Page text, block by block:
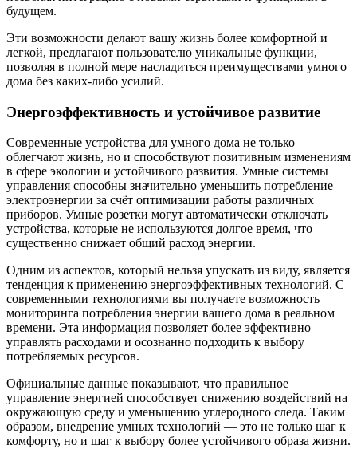
будущем.
Эти возможности делают вашу жизнь более комфортной и
легкой, предлагают пользователю уникальные функции,
позволяя в полной мере насладиться преимуществами умного
дома без каких-либо усилий.
Энергоэффективность и устойчивое развитие
Современные устройства для умного дома не только
облегчают жизнь, но и способствуют позитивным изменениям
в сфере экологии и устойчивого развития. Умные системы
управления способны значительно уменьшить потребление
электроэнергии за счёт оптимизации работы различных
приборов. Умные розетки могут автоматически отключать
устройства, которые не используются долгое время, что
существенно снижает общий расход энергии.
Одним из аспектов, который нельзя упускать из виду, является
тенденция к применению энергоэффективных технологий. С
современными технологиями вы получаете возможность
мониторинга потребления энергии вашего дома в реальном
времени. Эта информация позволяет более эффективно
управлять расходами и осознанно подходить к выбору
потребляемых ресурсов.
Официальные данные показывают, что правильное
управление энергией способствует снижению воздействий на
окружающую среду и уменьшению углеродного следа. Таким
образом, внедрение умных технологий — это не только шаг к
комфорту, но и шаг к выбору более устойчивого образа жизни.